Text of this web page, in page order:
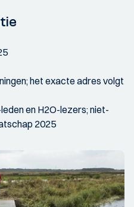
het exacte adres volgt
en H2O-lezers; niet-
2025